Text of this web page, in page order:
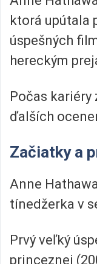
ktorá upútala
úspešných
hereckým
Počas kariéry
ďalších
Začiatky a
Anne
tínedžerka v
Prvý veľký
princeznej